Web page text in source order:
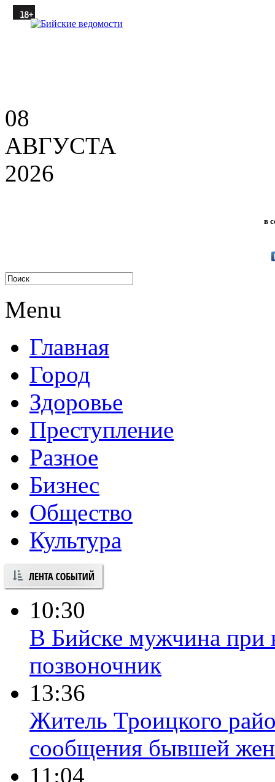
08
АВГУСТА
2026
в
Menu
Главная
Город
Здоровье
Преступление
Разное
Бизнес
Общество
Культура
10:30
В Бийске мужчина при
позвоночник
13:36
Житель Троицкого
сообщения бывшей
11:04